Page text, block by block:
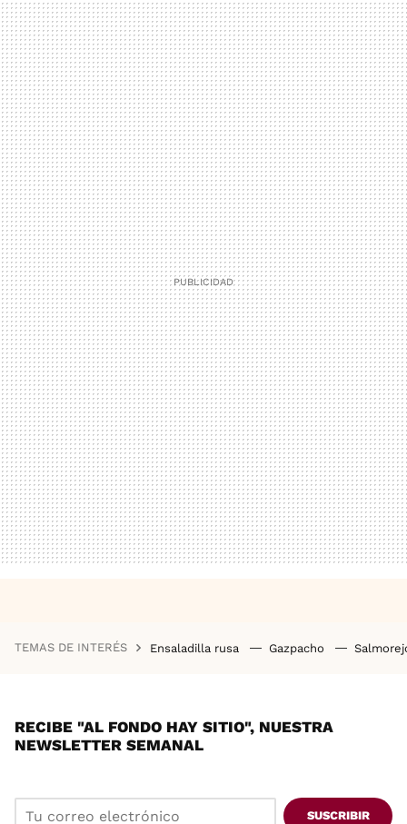
MAIL
TEMAS DE INTERÉS Ensaladilla rusa Gazpacho
RECIBE "AL FONDO HAY SITIO", NUESTRA
NEWSLETTER SEMANAL
SUSCRIBIR